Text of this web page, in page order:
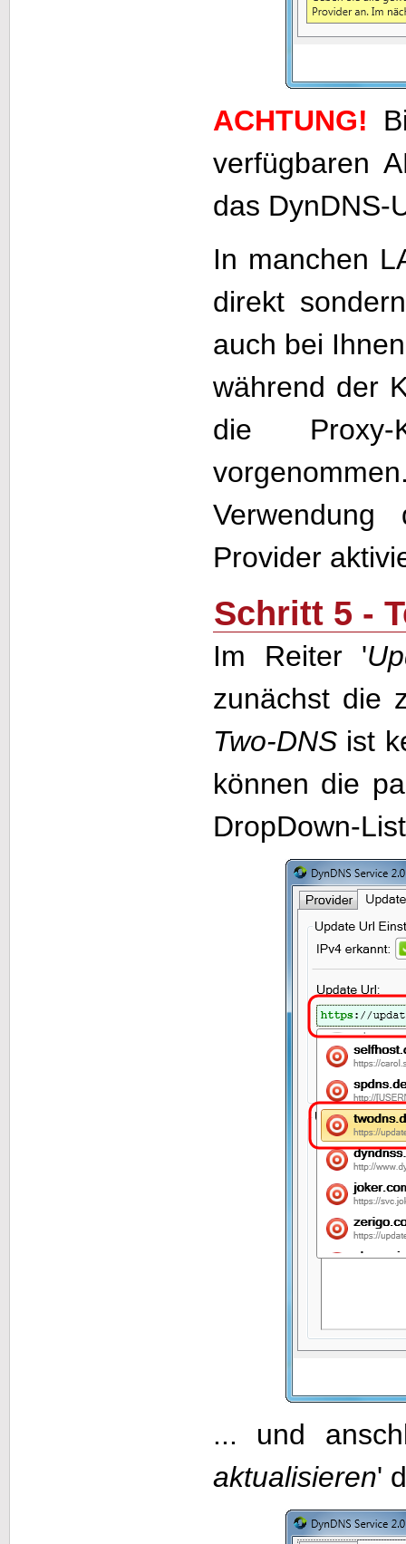
ACHTUNG!
verfügbaren
das DynDNS-
In manchen
direkt
auch bei
während der
die
Provider
Schritt 5 -
Im Reiter '
zunächst die
Two-DNSist
können die
DropDown-
... und
aktualisieren'